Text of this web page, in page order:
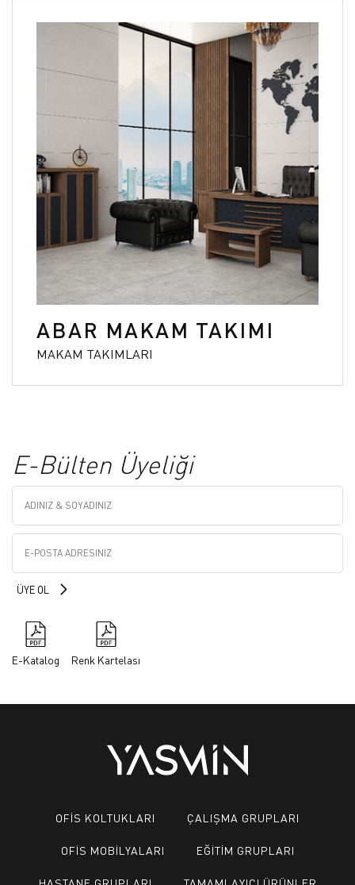
ABAR MAKAM TAKIMI
MAKAM TAKIMLARI
E-Bülten Üyeliği
E-Katalog Renk Kartelası
OFİS KOLTUKLARI ÇALIŞMA GRUPLARI
OFİS MOBİLYALARI EĞİTİM GRUPLARI